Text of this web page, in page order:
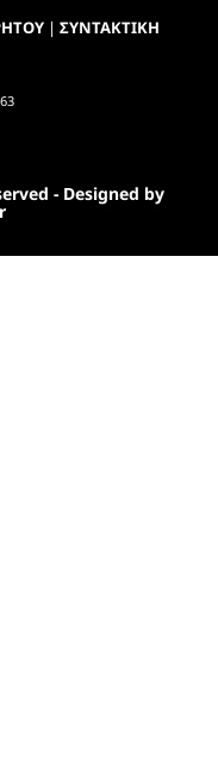
| ΣΥΝΤΑΚΤΙΚΗ
- Designed by